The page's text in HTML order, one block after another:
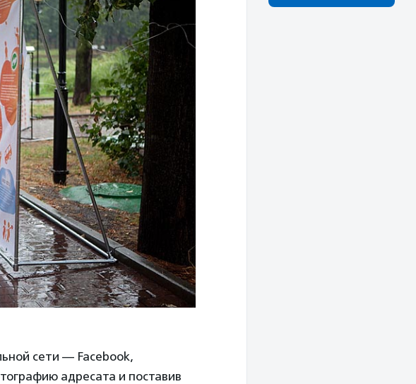
сети — Facebook,
адресата и поставив